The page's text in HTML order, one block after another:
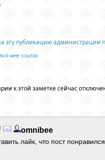
эту публикацию администрации
мне ссылок
к этой заметке сейчас
omnibee
лайк, что пост